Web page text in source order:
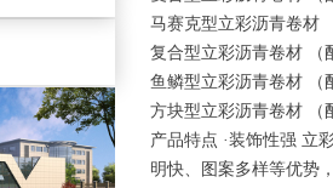
马赛克型立彩沥青卷材
复合型立彩沥青卷材 （
鱼鳞型立彩沥青卷材 （
方块型立彩沥青卷材 （
产品特点 ·装饰性强 立
明快、图案多样等优势